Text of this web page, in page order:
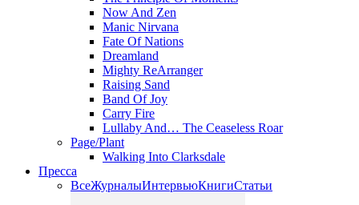
Now And Zen
Manic Nirvana
Fate Of Nations
Dreamland
Mighty ReArranger
Raising Sand
Band Of Joy
Carry Fire
Lullaby And… The Ceaseless Roar
Page/Plant
Walking Into Clarksdale
Пресса
ВсеЖурналыИнтервьюКнигиСтатьи